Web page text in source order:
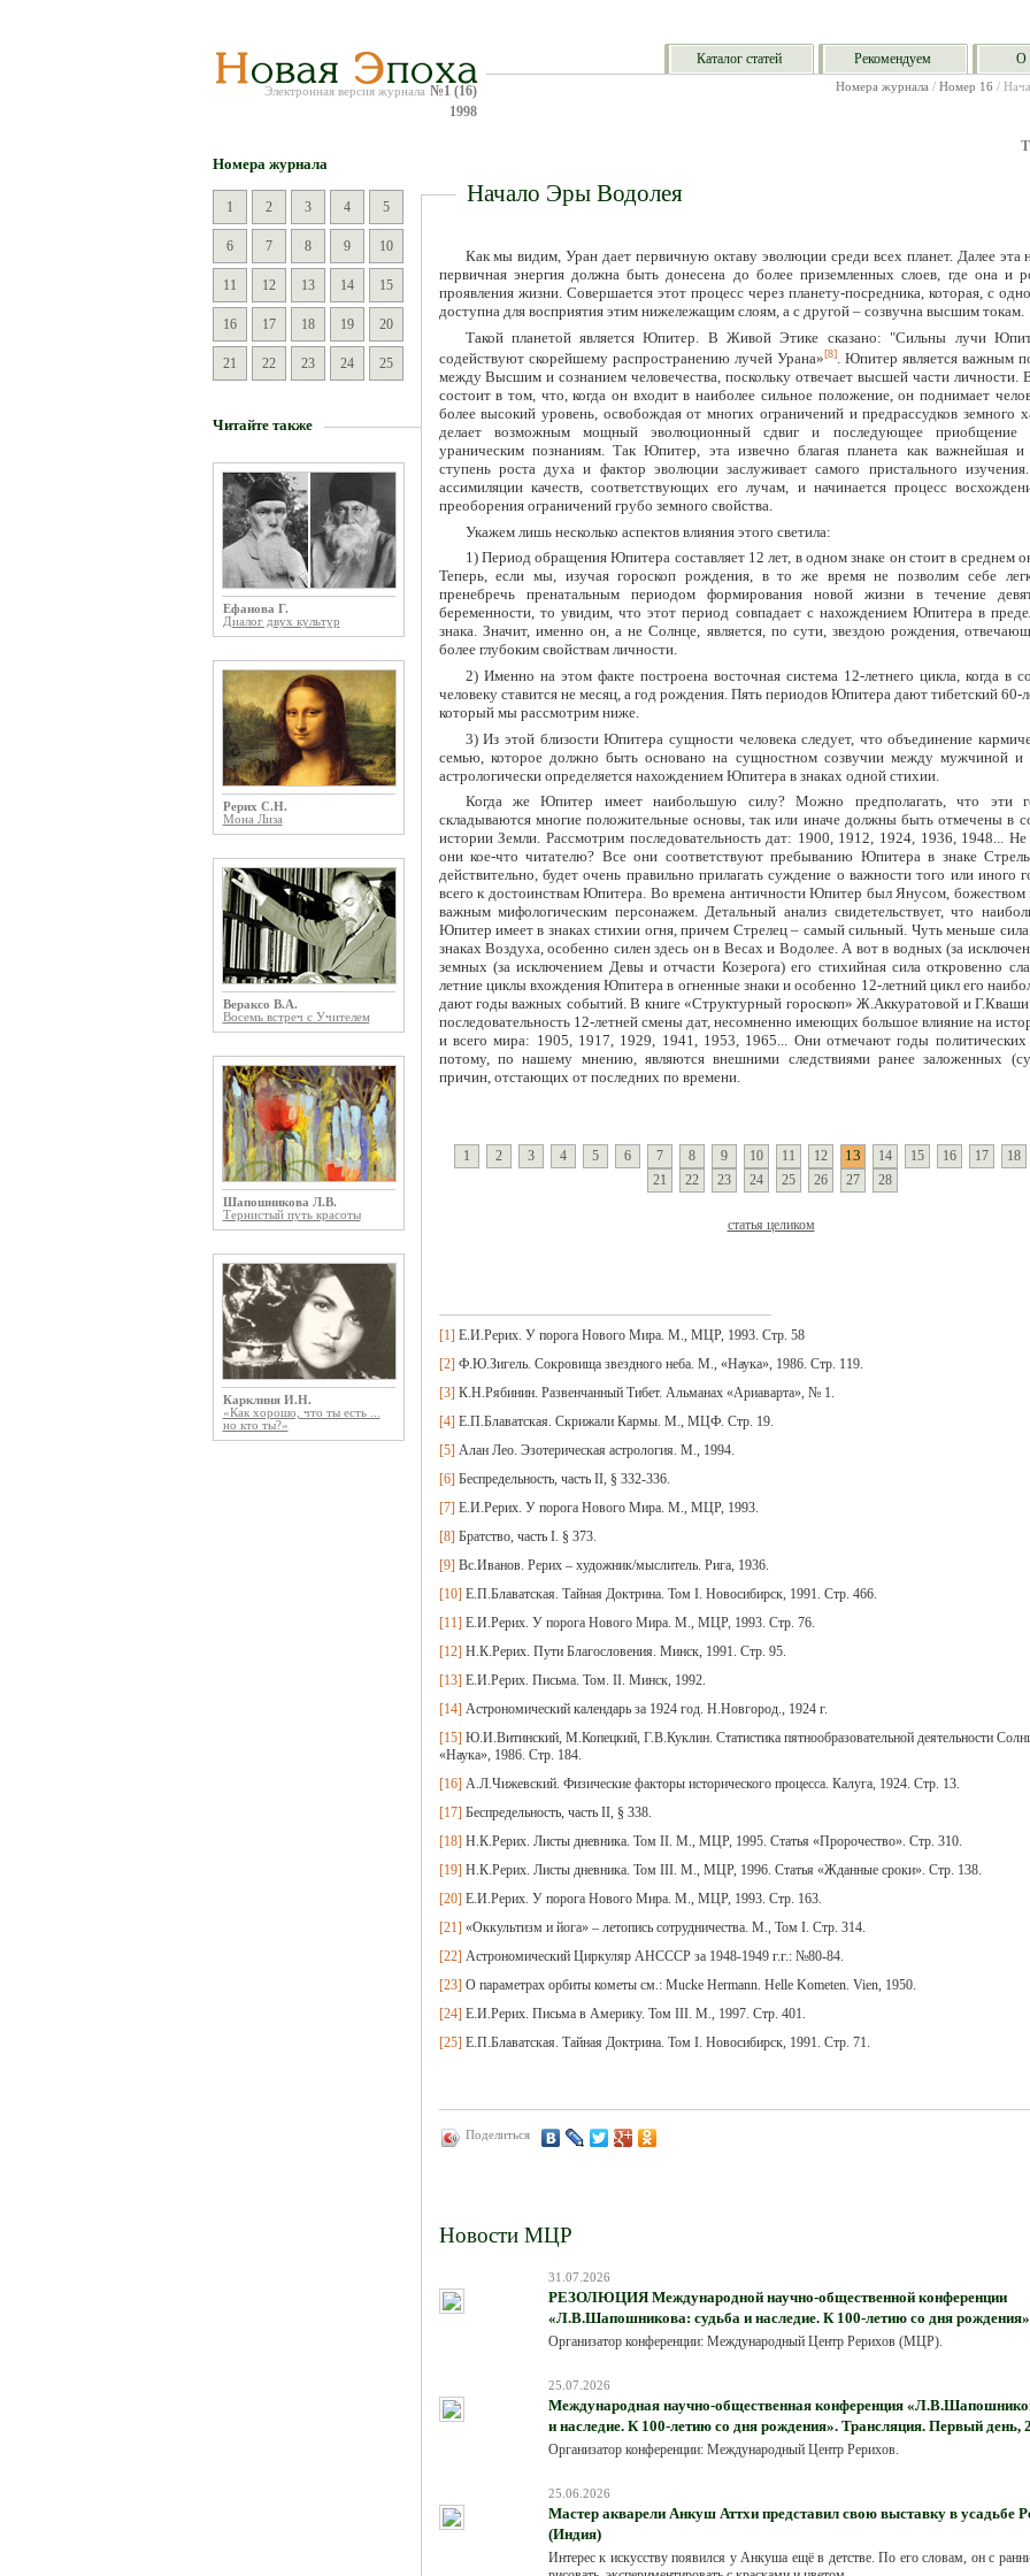
Электронная версия журнала №1 (16)
1998
Каталог статей Рекомендуем О
Номера журнала / Номер 16 /
Номера журнала
1 2 3 4 5
6 7 8 9 10
11 12 13 14 15
16 17 18 19 20
21 22 23 24 25
Читайте также
Ефанова Г.
Диалог двух культур
Рерих С.Н.
Мона Лиза
Вераксо В.А.
Восемь встреч с Учителем
Шапошникова Л.В.
Тернистый путь красоты
Карклиня И.Н.
«Как хорошо, что ты есть ...
но кто ты?»
Начало Эры Водолея
Как мы видим, Уран дает первичную октаву эволюции среди всех планет. Далее эта
первичная энергия должна быть донесена до более приземленных слоев, где она и
проявления жизни. Совершается этот процесс через планету-посредника, которая, с
доступна для восприятия этим нижележащим слоям, а с другой – созвучна высшим токам.
Такой планетой является Юпитер. В Живой Этике сказано: "Сильны лучи
содействуют скорейшему распространению лучей Урана»[8]. Юпитер является важным
между Высшим и сознанием человечества, поскольку отвечает высшей части личности.
состоит в том, что, когда он входит в наиболее сильное положение, он поднимает
более высокий уровень, освобождая от многих ограничений и предрассудков земного
делает возможным мощный эволюционный сдвиг и последующее
ураническим познаниям. Так Юпитер, эта извечно благая планета как важнейшая и
ступень роста духа и фактор эволюции заслуживает самого пристального
ассимиляции качеств, соответствующих его лучам, и начинается процесс
преоборения ограничений грубо земного свойства.
Укажем лишь несколько аспектов влияния этого светила:
1) Период обращения Юпитера составляет 12 лет, в одном знаке он стоит в среднем
Теперь, если мы, изучая гороскоп рождения, в то же время не позволим себе
пренебречь пренатальным периодом формирования новой жизни в течение
беременности, то увидим, что этот период совпадает с нахождением Юпитера в
знака. Значит, именно он, а не Солнце, является, по сути, звездою рождения,
более глубоким свойствам личности.
2) Именно на этом факте построена восточная система 12-летнего цикла, когда в
человеку ставится не месяц, а год рождения. Пять периодов Юпитера дают тибетский 60-
который мы рассмотрим ниже.
3) Из этой близости Юпитера сущности человека следует, что объединение
семью, которое должно быть основано на сущностном созвучии между мужчиной и
астрологически определяется нахождением Юпитера в знаках одной стихии.
Когда же Юпитер имеет наибольшую силу? Можно предполагать, что эти
складываются многие положительные основы, так или иначе должны быть отмечены в
истории Земли. Рассмотрим последовательность дат: 1900, 1912, 1924, 1936, 1948... Не
они кое-что читателю? Все они соответствуют пребыванию Юпитера в знаке
действительно, будет очень правильно прилагать суждение о важности того или иного
всего к достоинствам Юпитера. Во времена античности Юпитер был Янусом, божеством
важным мифологическим персонажем. Детальный анализ свидетельствует, что
Юпитер имеет в знаках стихии огня, причем Стрелец – самый сильный. Чуть меньше
знаках Воздуха, особенно силен здесь он в Весах и Водолее. А вот в водных (за
земных (за исключением Девы и отчасти Козерога) его стихийная сила откровенно
летние циклы вхождения Юпитера в огненные знаки и особенно 12-летний цикл его
дают годы важных событий. В книге «Структурный гороскоп» Ж.Аккуратовой и
последовательность 12-летней смены дат, несомненно имеющих большое влияние на
и всего мира: 1905, 1917, 1929, 1941, 1953, 1965... Они отмечают годы
потому, по нашему мнению, являются внешними следствиями ранее заложенных
причин, отстающих от последних по времени.
1 2 3 4 5 6 7 8 9 10 11 12 13 14 15 16 17 18
21
22 23 24 25 26 27 28
статья целиком
[1] Е.И.Рерих. У порога Нового Мира. М., МЦР, 1993. Стр. 58
[2] Ф.Ю.Зигель. Сокровища звездного неба. М., «Наука», 1986. Стр. 119.
[3] К.Н.Рябинин. Развенчанный Тибет. Альманах «Ариаварта», № 1.
[4] Е.П.Блаватская. Скрижали Кармы. М., МЦФ. Стр. 19.
[5] Алан Лео. Эзотерическая астрология. М., 1994.
[6] Беспредельность, часть II, § 332-336.
[7] Е.И.Рерих. У порога Нового Мира. М., МЦР, 1993.
[8] Братство, часть I. § 373.
[9] Вс.Иванов. Рерих – художник/мыслитель. Рига, 1936.
[10] Е.П.Блаватская. Тайная Доктрина. Том I. Новосибирск, 1991. Стр. 466.
[11] Е.И.Рерих. У порога Нового Мира. М., МЦР, 1993. Стр. 76.
[12] Н.К.Рерих. Пути Благословения. Минск, 1991. Стр. 95.
[13] Е.И.Рерих. Письма. Том. II. Минск, 1992.
[14] Астрономический календарь за 1924 год. Н.Новгород., 1924 г.
[15] Ю.И.Витинский, М.Копецкий, Г.В.Куклин. Статистика пятнообразовательной деятельности
«Наука», 1986. Стр. 184.
[16] А.Л.Чижевский. Физические факторы исторического процесса. Калуга, 1924. Стр. 13.
[17] Беспредельность, часть II, § 338.
[18] Н.К.Рерих. Листы дневника. Том II. М., МЦР, 1995. Статья «Пророчество». Стр. 310.
[19] Н.К.Рерих. Листы дневника. Том III. М., МЦР, 1996. Статья «Жданные сроки». Стр. 138.
[20] Е.И.Рерих. У порога Нового Мира. М., МЦР, 1993. Стр. 163.
[21] «Оккультизм и йога» – летопись сотрудничества. М., Том I. Стр. 314.
[22] Астрономический Циркуляр АНСССР за 1948-1949 г.г.: №80-84.
[23] О параметрах орбиты кометы см.: Mucke Hermann. Helle Kometen. Vien, 1950.
[24] Е.И.Рерих. Письма в Америку. Том III. М., 1997. Стр. 401.
[25] Е.П.Блаватская. Тайная Доктрина. Том I. Новосибирск, 1991. Стр. 71.
Поделиться
Новости МЦР
31.07.2026
РЕЗОЛЮЦИЯ Международной научно-общественной конференции
«Л.В.Шапошникова: судьба и наследие. К 100-летию со дня рождения»
Организатор конференции: Международный Центр Рерихов (МЦР).
25.07.2026
Международная научно-общественная конференция
и наследие. К 100-летию со дня рождения». Трансляция. Первый день,
Организатор конференции: Международный Центр Рерихов.
25.06.2026
Мастер акварели Анкуш Аттхи представил свою выставку в усадьбе
(Индия)
Интерес к искусству появился у Анкуша ещё в детстве. По его словам, он с